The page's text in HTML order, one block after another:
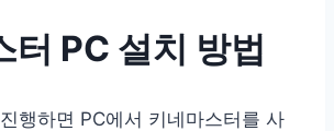
터 PC 설치 방법
행하면 PC에서 키네마스터를 사